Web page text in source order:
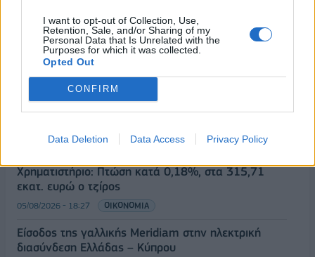
I want to opt-out of Collection, Use,
Retention, Sale, and/or Sharing of my
Personal Data that Is Unrelated with the
Purposes for which it was collected.
Opted Out
CONFIRM
Data Deletion Data Access Privacy Policy
Χρηματιστήριο: Πτώση κατά 0,18%, στα 315,71
εκατ. ευρώ ο τζίρος
05/08/2026 - 18:27 ΟΙΚΟΝΟΜΙΑ
Είσοδος της γαλλικής Meridiam στην ηλεκτρική
διασύνδεση Ελλάδας – Κύπρου